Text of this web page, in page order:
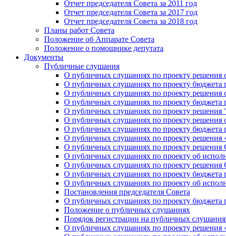
Отчет председателя Совета за 2011 год
Отчет председателя Совета за 2017 год
Отчет председателя Совета за 2018 год
Планы работ Совета
Положение об Аппарате Совета
Положение о помощнике депутата
Документы
Публичные слушания
О публичных слушаниях по проекту решения
О публичных слушаниях по проекту бюджета
О публичных слушаниях по проекту решения
О публичных слушаниях по проекту бюджета
О публичных слушаниях по проекту решения
О публичных слушаниях по проекту решения
О публичных слушаниях по проекту бюджета
О публичных слушаниях по проекту решения
О публичных слушаниях по проекту решения
О публичных слушаниях по проекту об
О публичных слушаниях по проекту решения
О публичных слушаниях по проекту бюджета
О публичных слушаниях по проекту об
Постановления председателя Совета
О публичных слушаниях по проекту бюджета
Положение о публичных слушаниях
Порядок регистрации на публичных
О публичных слушаниях по проекту решения